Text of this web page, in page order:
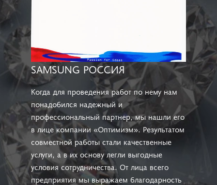
SAMSUNG РОССИЯ
Когда для проведения работ по нему нам
понадобился надежный и
профессиональный партнер, мы нашли его
в лице компании «Оптимизм». Результатом
совместной работы стали качественные
услуги, а в их основу легли выгодные
условия сотрудничества. От лица всего
предприятия мы выражаем благодарность